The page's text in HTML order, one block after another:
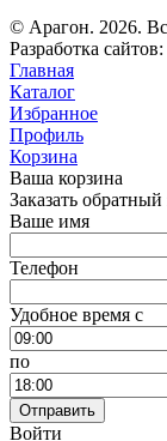
© Арагон. 2026.
Разработка
Главная
Каталог
Избранное
Профиль
Корзина
Ваша корзина
Заказать
Ваше имя
Телефон
Удобное время c
по
Отправить
Войти